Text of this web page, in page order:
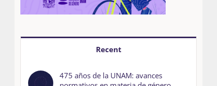
Recent
475 años de la UNAM: avances